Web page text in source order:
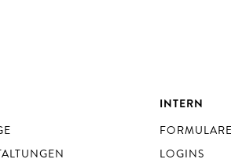
INTERN
FORMULARE
LOGINS